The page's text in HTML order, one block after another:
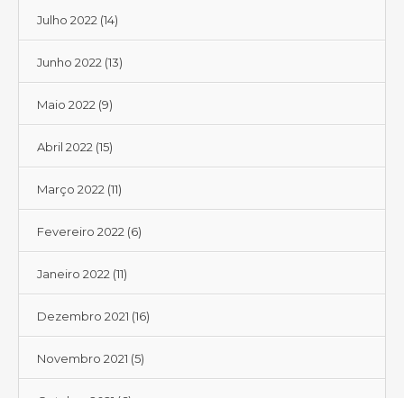
Julho 2022 (14)
Junho 2022 (13)
Maio 2022 (9)
Abril 2022 (15)
Março 2022 (11)
Fevereiro 2022 (6)
Janeiro 2022 (11)
Dezembro 2021 (16)
Novembro 2021 (5)